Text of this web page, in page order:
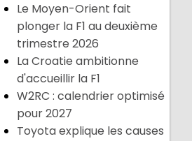
Le Moyen-Orient fait
plonger la F1 au deuxième
trimestre 2026
La Croatie ambitionne
d'accueillir la F1
W2RC : calendrier optimisé
pour 2027
Toyota explique les causes